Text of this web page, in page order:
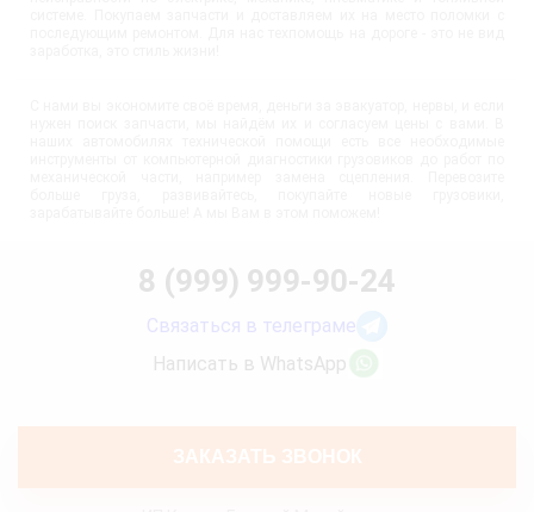
8 (999) 999-90-24
Связаться в телеграме
Написать в WhatsApp
ЗАКАЗАТЬ ЗВОНОК